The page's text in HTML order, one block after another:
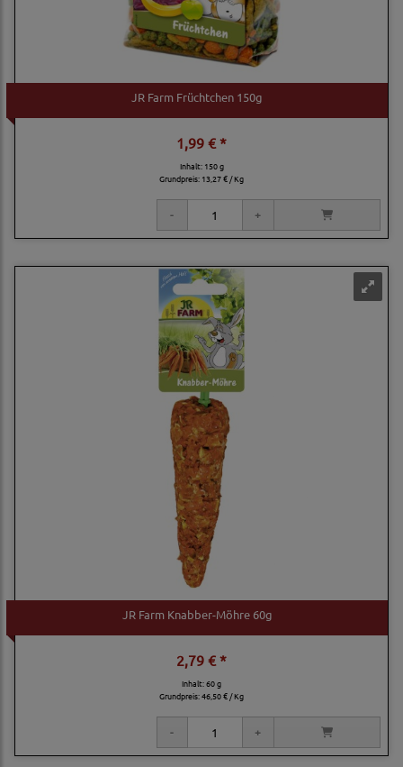
JR Farm Früchtchen 150g
1,99 € *
Inhalt: 150 g
Grundpreis: 13,27 € / Kg
JR Farm Knabber-Möhre 60g
2,79 € *
Inhalt: 60 g
Grundpreis:46,50 € / Kg